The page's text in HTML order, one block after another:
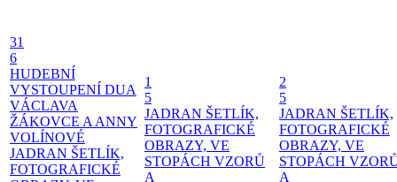
31
6
HUDEBNÍ
VYSTOUPENÍ DUA
VÁCLAVA
ŽÁKOVCE A ANNY
VOLÍNOVÉ
JADRAN ŠETLÍK,
FOTOGRAFICKÉ
1
5
JADRAN ŠETLÍK,
FOTOGRAFICKÉ
OBRAZY, VE
STOPÁCH VZORŮ
A
2
5
JADRAN ŠETLÍK,
FOTOGRAFICKÉ
OBRAZY, VE
STOPÁCH
A